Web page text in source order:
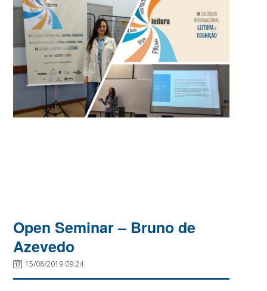
Open Seminar – Bruno de
Azevedo
15/08/2019 09:24